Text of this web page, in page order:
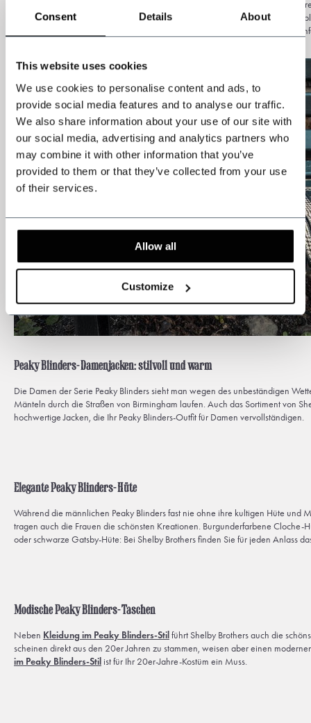
Consent Details About
This website uses cookies
We use cookies to personalise content and ads, to
provide social media features and to analyse our traffic.
We also share information about your use of our site with
our social media, advertising and analytics partners who
may combine it with other information that you’ve
provided to them or that they’ve collected from your use
of their services.
Allow all
Customize
Frauenmode in den 1920er Jahren. Jede Protagonistin der Serie besticht mit
selbst herausfinden können, welcher Stil Ihnen am ähnlichsten ist. Denn wie
should the boys have all the fun?“, der Kleidungsstil der Frauen kann sich
Peaky Blinders-Damenjacken: stilvoll und warm
Die Damen der Serie Peaky Blinders sieht man wegen des unbeständigen
Mänteln durch die Straßen von Birmingham laufen. Auch das Sortiment von
hochwertige Jacken, die Ihr Peaky Blinders-Outfit für Damen vervollständigen.
Elegante Peaky Blinders-Hüte
Während die männlichen Peaky Blinders fast nie ohne ihre kultigen Hüte und
tragen auch die Frauen die schönsten Kreationen. Burgunderfarbene Cloche-
oder schwarze Gatsby-Hüte: Bei Shelby Brothers finden Sie für jeden Anlass
Modische Peaky Blinders-Taschen
Neben Kleidung im Peaky Blinders-Stil führt Shelby Brothers auch die
scheinen direkt aus den 20er Jahren zu stammen, weisen aber einen
im Peaky Blinders-Stil ist für Ihr 20er-Jahre-Kostüm ein Muss.